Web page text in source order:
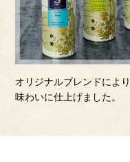
オリジナルブレンドによ
味わいに仕上げました。